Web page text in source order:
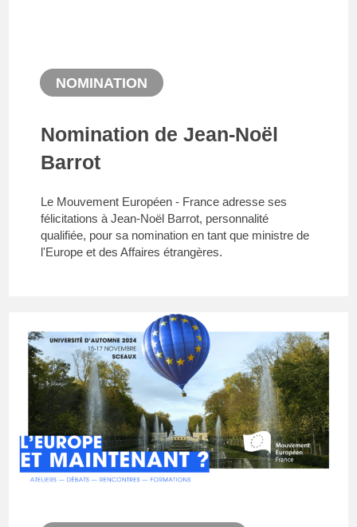
NOMINATION
Nomination de Jean-Noël
Barrot
Le Mouvement Européen - France adresse ses
félicitations à Jean-Noël Barrot, personnalité
qualifiée, pour sa nomination en tant que ministre de
l'Europe et des Affaires étrangères.